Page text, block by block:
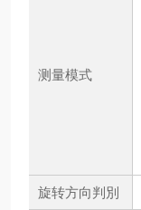
测量模式
旋转方向判別